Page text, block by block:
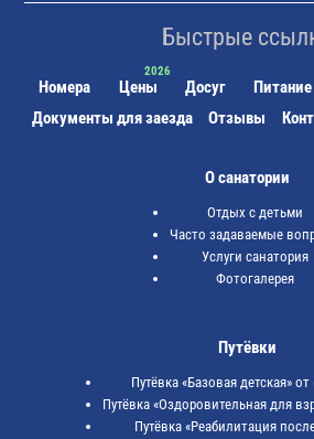
Быстрые
Номера Цены Досуг Питание
Документы для заезда
Отзывы
О санатории
Отдых с детьми
Часто задаваемые
Услуги санатория
Фотогалерея
Путёвки
Путёвка «Базовая детская»
Путёвка «Оздоровительная для
Путёвка «Реабилитация